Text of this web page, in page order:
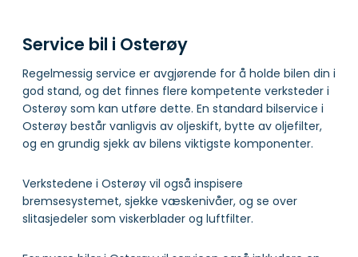
Service bil i Osterøy
Regelmessig service er avgjørende for å holde bilen din i
god stand, og det finnes flere kompetente verksteder i
Osterøy som kan utføre dette. En standard bilservice i
Osterøy består vanligvis av oljeskift, bytte av oljefilter,
og en grundig sjekk av bilens viktigste komponenter.
Verkstedene i Osterøy vil også inspisere
bremsesystemet, sjekke væskenivåer, og se over
slitasjedeler som viskerblader og luftfilter.